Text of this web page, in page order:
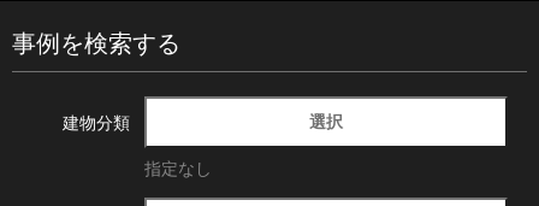
事例を検索する
建物分類 選択
指定なし